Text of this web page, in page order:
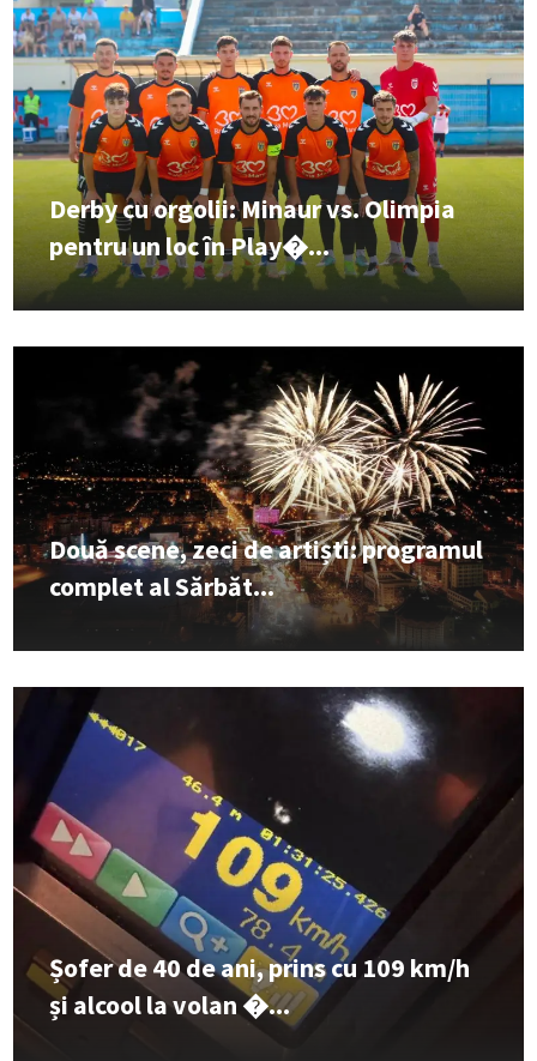
Derby cu orgolii: Minaur vs. Olimpia
pentru un loc în Play�...
Două scene, zeci de artiști: programul
complet al Sărbăt...
Șofer de 40 de ani, prins cu 109 km/h
și alcool la volan �...